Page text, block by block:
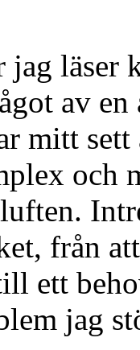
läser
av
mitt
och
från
ett
jag